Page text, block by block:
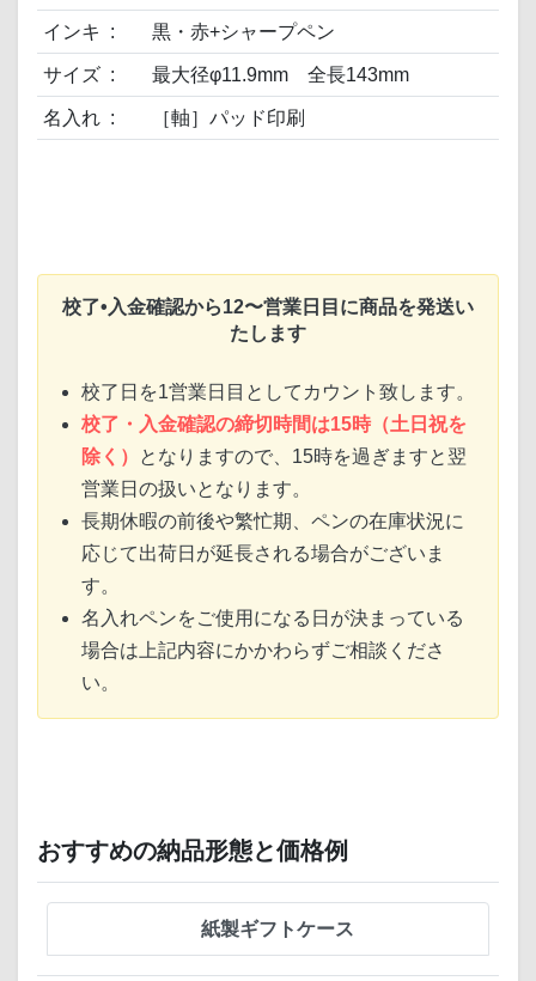
インキ 黒・赤+シャープペン
サイズ 最大径φ11.9mm 全長143mm
名入れ ［軸］パッド印刷
校了•入金確認から12〜営業日目に商品を発送い
たします
校了日を1営業日目としてカウント致します。
校了・入金確認の締切時間は15時（土日祝を
除く）
となりますので、15時を過ぎますと翌
営業日の扱いとなります。
長期休暇の前後や繁忙期、ペンの在庫状況に
応じて出荷日が延長される場合がございま
す。
名入れペンをご使用になる日が決まっている
場合は上記内容にかかわらずご相談くださ
い。
おすすめの納品形態と価格例
紙製ギフトケース